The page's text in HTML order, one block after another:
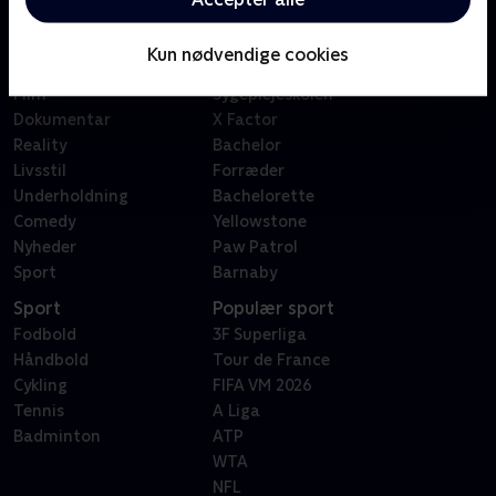
Kun nødvendige cookies
Kategorier
Film
Dokumentar
Reality
Livsstil
Underholdning
Comedy
Nyheder
Sport
Badehotellet
Sygeplejeskolen
X Factor
Bachelor
Forræder
Bachelorette
Yellowstone
Paw Patrol
Barnaby
Sport
Fodbold
Håndbold
Cykling
Tennis
Badminton
Populær sport
3F Superliga
Tour de France
FIFA VM 2026
A Liga
ATP
WTA
NFL